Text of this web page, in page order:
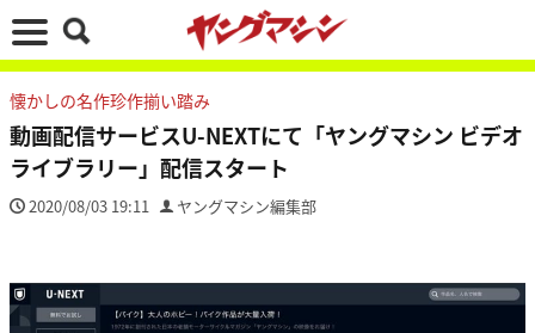
懐かしの名作珍作揃い踏み
動画配信サービスU-NEXTにて「ヤングマシン ビデオ
ライブラリー」配信スタート
2020/08/03 19:11 ヤングマシン編集部